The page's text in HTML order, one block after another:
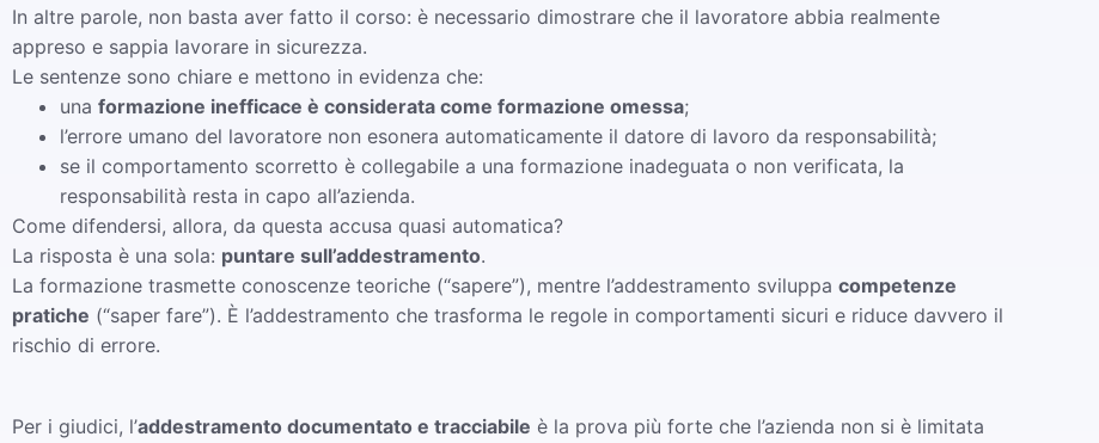
In altre parole, non basta aver fatto il corso: è necessario dimostrare che il lavoratore abbia realmente
appreso e sappia lavorare in sicurezza.
Le sentenze sono chiare e mettono in evidenza che:
una formazione inefficace è considerata come formazione omessa;
l’errore umano del lavoratore non esonera automaticamente il datore di lavoro da responsabilità;
se il comportamento scorretto è collegabile a una formazione inadeguata o non verificata, la
responsabilità resta in capo all’azienda.
Come difendersi, allora, da questa accusa quasi automatica?
La risposta è una sola: puntare sull’addestramento.
La formazione trasmette conoscenze teoriche (“sapere”), mentre l’addestramento sviluppa competenze
pratiche (“saper fare”). È l’addestramento che trasforma le regole in comportamenti sicuri e riduce davvero il
rischio di errore.
Per i giudici, l’addestramento documentato e tracciabile è la prova più forte che l’azienda non si è limitata